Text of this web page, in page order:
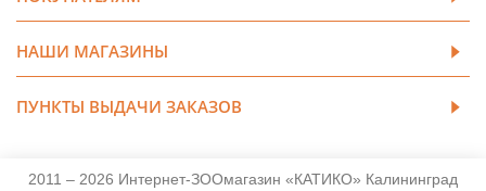
НАШИ МАГАЗИНЫ
ПУНКТЫ ВЫДАЧИ ЗАКАЗОВ
2011 – 2026 Интернет-ЗООмагазин «КАТИКО» Калининград